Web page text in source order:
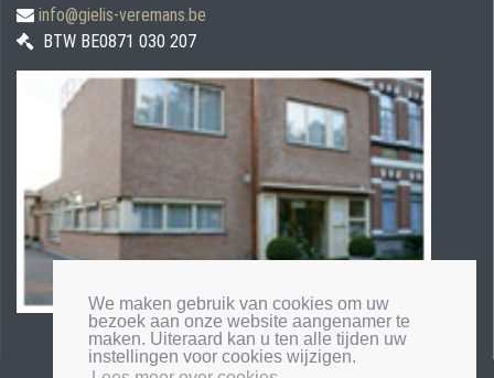
We maken gebruik van cookies om uw
bezoek aan onze website aangenamer te
maken. Uiteraard kan u ten alle tijden uw
instellingen voor cookies wijzigen.
info@gielis-veremans.be
BTW BE0871 030 207